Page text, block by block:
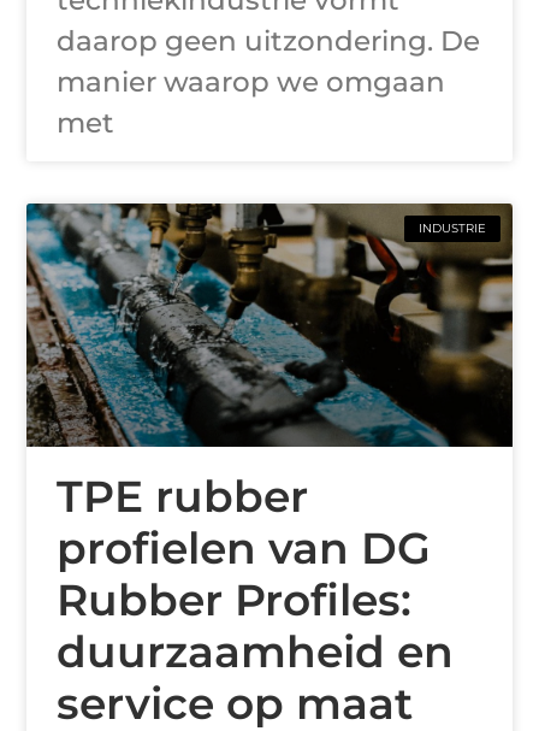
daarop geen uitzondering. De
manier waarop we omgaan
met
INDUSTRIE
TPE rubber
profielen van DG
Rubber Profiles:
duurzaamheid en
service op maat